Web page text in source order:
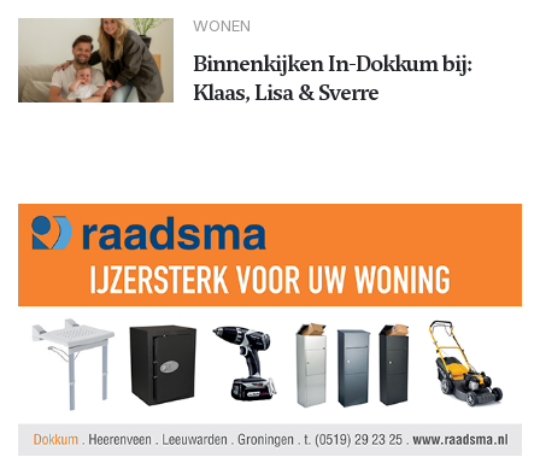
WONEN
Binnenkijken In-Dokkum bij:
Klaas, Lisa & Sverre